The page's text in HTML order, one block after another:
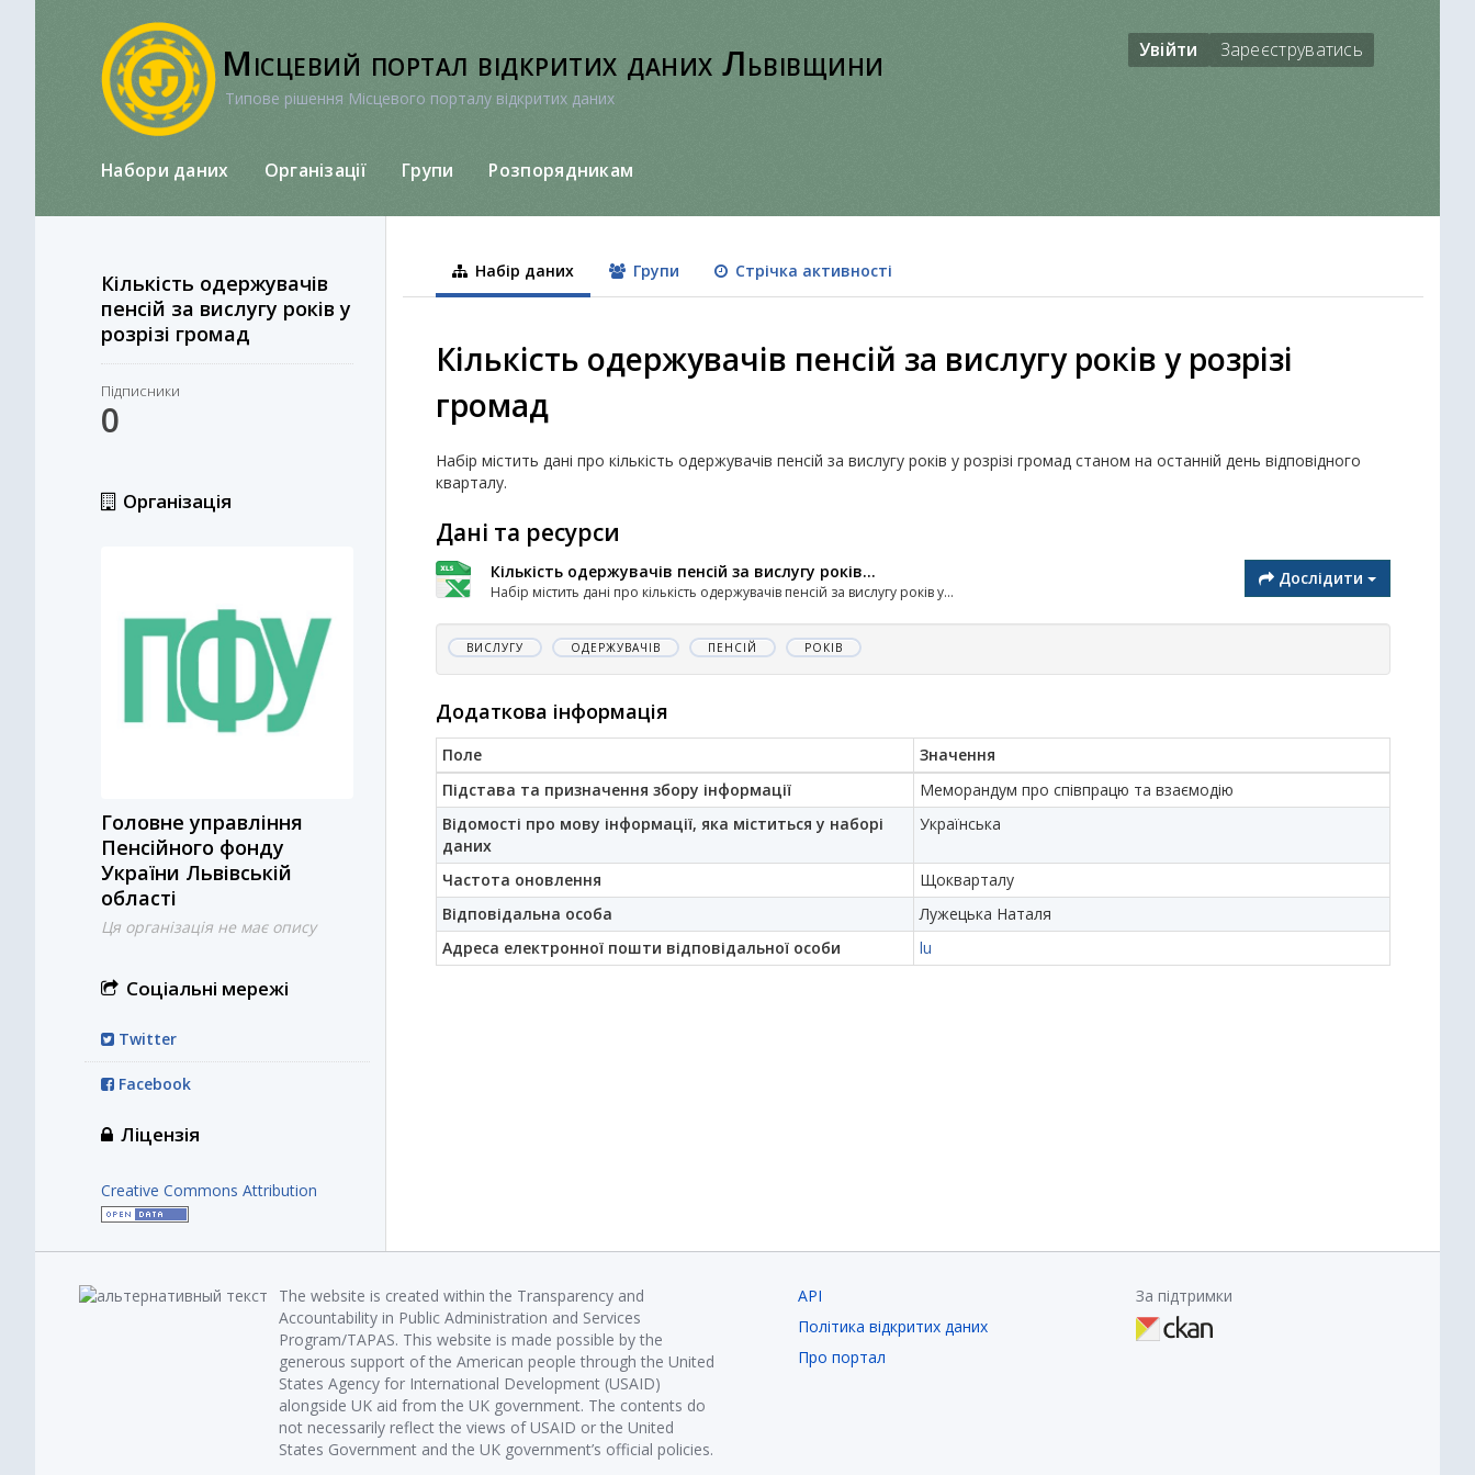
Місцевий портал відкритих даних Львівщини
Типове рішення Місцевого порталу відкритих даних
Увійти Зареєструватись
Набори даних Організації Групи Розпорядникам
Кількість одержувачів
пенсій за вислугу років у
розрізі громад
Підписники
0
Організація
Головне управління
Пенсійного фонду
України Львівській
області
Ця організація не має опису
Соціальні мережі
Twitter
Facebook
Ліцензія
Creative Commons Attribution
Набір даних Групи Стрічка активності
Кількість одержувачів пенсій за вислугу років у розрізі
громад
Набір містить дані про кількість одержувачів пенсій за вислугу років у розрізі громад станом на останній день відповідного
кварталу.
Дані та ресурси
Кількість одержувачів пенсій за вислугу років...
Набір містить дані про кількість одержувачів пенсій за вислугу років у...
Дослідити
ВИСЛУГУ ОДЕРЖУВАЧІВ ПЕНСІЙ РОКІВ
Додаткова інформація
Поле
Значення
Підстава та призначення збору інформації
Меморандум про співпрацю та взаємодію
Відомості про мову інформації, яка міститься у наборі
даних
Українська
Частота оновлення
Щокварталу
Відповідальна особа
Лужецька Наталя
Адреса електронної пошти відповідальної особи
lu
The website is created within the Transparency and
Accountability in Public Administration and Services
Program/TAPAS. This website is made possible by the
generous support of the American people through the United
States Agency for International Development (USAID)
alongside UK aid from the UK government. The contents do
not necessarily reflect the views of USAID or the United
States Government and the UK government’s official policies.
API
Політика відкритих даних
Про портал
За підтримки